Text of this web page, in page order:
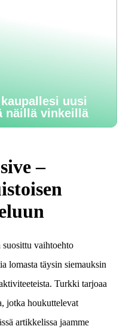
uusi
näillä vinkeillä
–
vaihtoehto
lomasta täysin siemauksin
Turkki tarjoaa
jotka houkuttelevat
artikkelissa jaamme